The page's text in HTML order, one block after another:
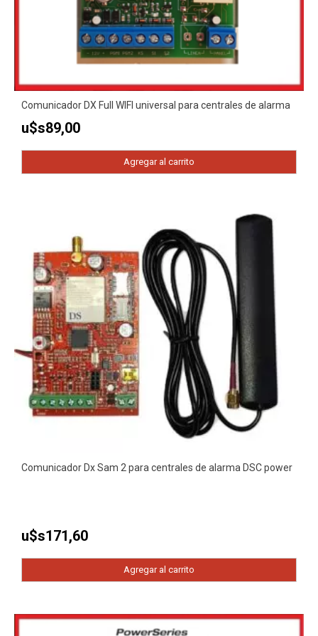
Comunicador DX Full WIFI universal para centrales de alarma
u$s89,00
Agregar al carrito
Comunicador Dx Sam 2 para centrales de alarma DSC power
u$s171,60
Agregar al carrito